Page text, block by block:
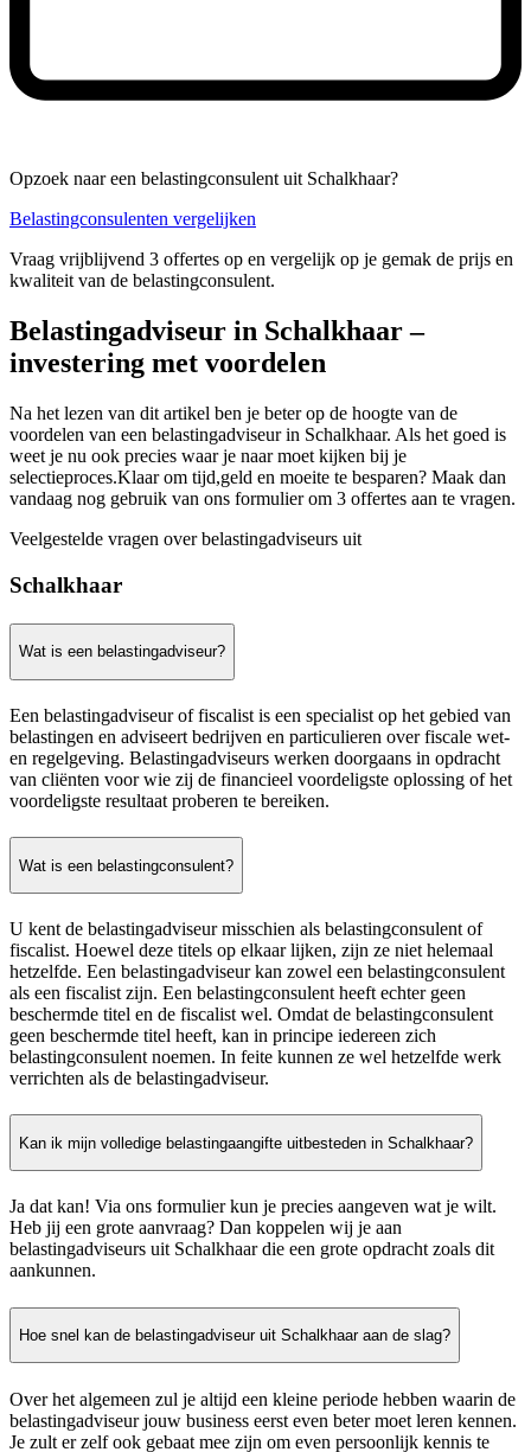
Opzoek naar een belastingconsulent uit Schalkhaar?
Belastingconsulenten vergelijken
Vraag vrijblijvend 3 offertes op en vergelijk op je gemak de prijs en
kwaliteit van de belastingconsulent.
Belastingadviseur in Schalkhaar –
investering met voordelen
Na het lezen van dit artikel ben je beter op de hoogte van de
voordelen van een belastingadviseur in Schalkhaar. Als het goed is
weet je nu ook precies waar je naar moet kijken bij je
selectieproces.Klaar om tijd,geld en moeite te besparen? Maak dan
vandaag nog gebruik van ons formulier om 3 offertes aan te vragen.
Veelgestelde vragen over belastingadviseurs uit
Schalkhaar
Wat is een belastingadviseur?
Een belastingadviseur of fiscalist is een specialist op het gebied van
belastingen en adviseert bedrijven en particulieren over fiscale wet-
en regelgeving. Belastingadviseurs werken doorgaans in opdracht
van cliënten voor wie zij de financieel voordeligste oplossing of het
voordeligste resultaat proberen te bereiken.
Wat is een belastingconsulent?
U kent de belastingadviseur misschien als belastingconsulent of
fiscalist. Hoewel deze titels op elkaar lijken, zijn ze niet helemaal
hetzelfde. Een belastingadviseur kan zowel een belastingconsulent
als een fiscalist zijn. Een belastingconsulent heeft echter geen
beschermde titel en de fiscalist wel. Omdat de belastingconsulent
geen beschermde titel heeft, kan in principe iedereen zich
belastingconsulent noemen. In feite kunnen ze wel hetzelfde werk
verrichten als de belastingadviseur.
Kan ik mijn volledige belastingaangifte uitbesteden in Schalkhaar?
Ja dat kan! Via ons formulier kun je precies aangeven wat je wilt.
Heb jij een grote aanvraag? Dan koppelen wij je aan
belastingadviseurs uit Schalkhaar die een grote opdracht zoals dit
aankunnen.
Hoe snel kan de belastingadviseur uit Schalkhaar aan de slag?
Over het algemeen zul je altijd een kleine periode hebben waarin de
belastingadviseur jouw business eerst even beter moet leren kennen.
Je zult er zelf ook gebaat mee zijn om even persoonlijk kennis te